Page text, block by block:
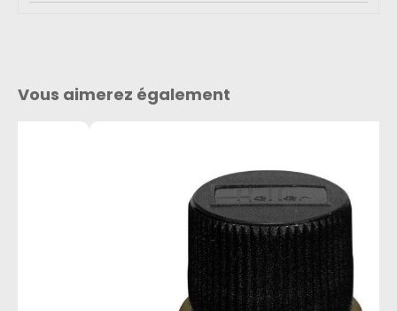
Vous aimerez également